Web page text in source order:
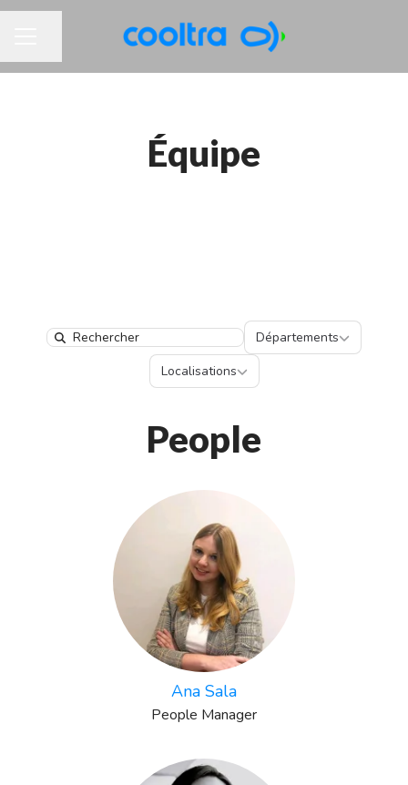
Partager la page
Équipe
Search
Départements
Départements
Localisations
Localisations
People
Ana Sala
People Manager